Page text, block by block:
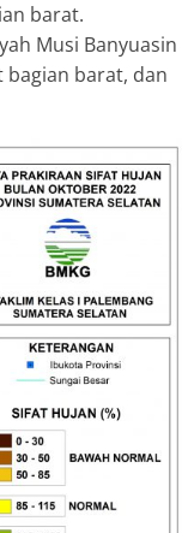
barat.
Musi Banyuasin
bagian barat, dan